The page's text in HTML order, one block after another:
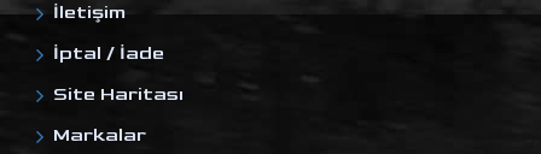
İletişim
İptal / İade
Site Haritası
Markalar